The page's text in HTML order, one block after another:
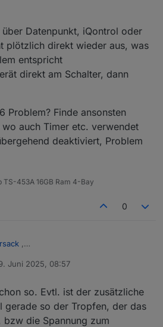
Datenpunkt, iQontrol oder
plötzlich direkt wieder aus, was
entspricht
direkt am Schalter, dann
Problem? Finde ansonsten
wo auch Timer etc. verwendet
deaktiviert, Problem
453A 16GB Ram 4-Bay
0
,
laufen haben wollte hatte ich mir
mittlerweile habe ich 6 Stück die
defekt sind.
stutzig geworden bei folgendem
Schalten über Datenpunkt, iQontrol
ja dem C26 problem entspricht
ich das Gerät direkt am Schalter, dann
es
das C26 Problem? Finde ansonsten
Scripte wo auch Timer etc. verwendet
ich vorübergehend deaktiviert,
Juni 2025, 08:57
von
so. Evtl. ist der zusätzliche
gerade so der Tropfen, der das
bzw die Spannung zum